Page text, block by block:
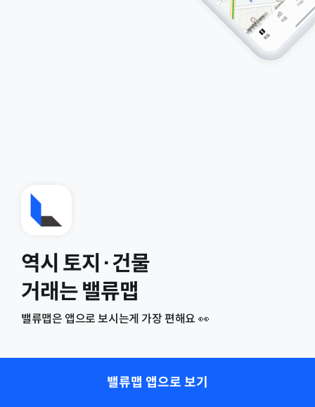
역시 토지·건물
거래는 밸류맵
밸류맵은 앱으로 보시는게 가장 편해요 👀
밸류맵 앱으로 보기